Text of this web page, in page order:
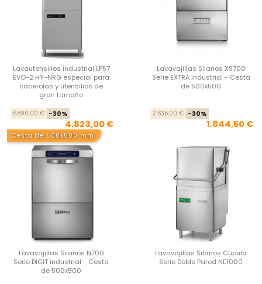
Lavautensilios industrial LP57
EVO-2 HY-NRG especial para
cacerolas y utensilios de
gran tamaño
Precio base
6.890,00 € -30%
4.823,00 €
Lavavajillas Silanos XS700
Serie EXTRA industrial - Cesta
de 500x500
2.635,00 € -30%
1.844,50 €
Cesta de 500x500 mm
Lavavajillas Silanos N700
Serie DIGIT industrial - Cesta
de 500x500
Lavavajillas Silanos Cúpula
Serie Doble Pared NE1000